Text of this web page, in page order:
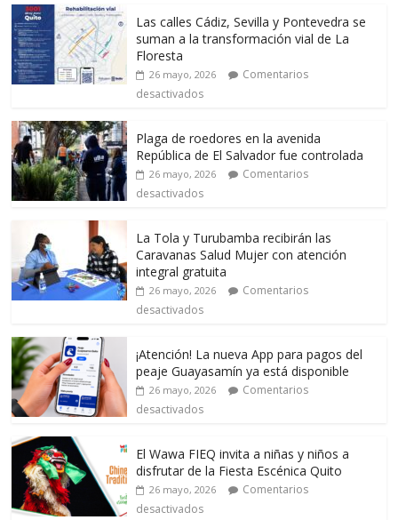
Las calles Cádiz, Sevilla y Pontevedra se
suman a la transformación vial de La
Floresta
26 mayo, 2026
Comentarios
desactivados
Plaga de roedores en la avenida
República de El Salvador fue controlada
26 mayo, 2026
Comentarios
desactivados
La Tola y Turubamba recibirán las
Caravanas Salud Mujer con atención
integral gratuita
26 mayo, 2026
Comentarios
desactivados
¡Atención! La nueva App para pagos del
peaje Guayasamín ya está disponible
26 mayo, 2026
Comentarios
desactivados
El Wawa FIEQ invita a niñas y niños a
disfrutar de la Fiesta Escénica Quito
26 mayo, 2026
Comentarios
desactivados